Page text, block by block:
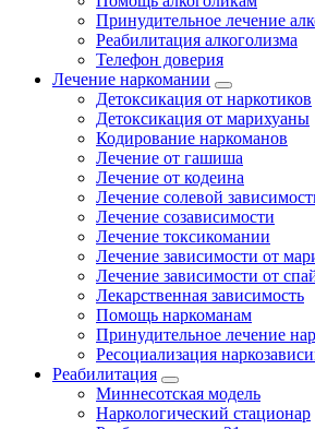
Принудительное лечение
Реабилитация алкоголизма
Телефон доверия
Лечение наркомании
Детоксикация от наркотиков
Детоксикация от марихуаны
Кодирование наркоманов
Лечение от гашиша
Лечение от кодеина
Лечение солевой
Лечение созависимости
Лечение токсикомании
Лечение зависимости от
Лечение зависимости от
Лекарственная зависимость
Помощь наркоманам
Принудительное лечение
Ресоциализация
Реабилитация
Миннесотская модель
Наркологический стационар